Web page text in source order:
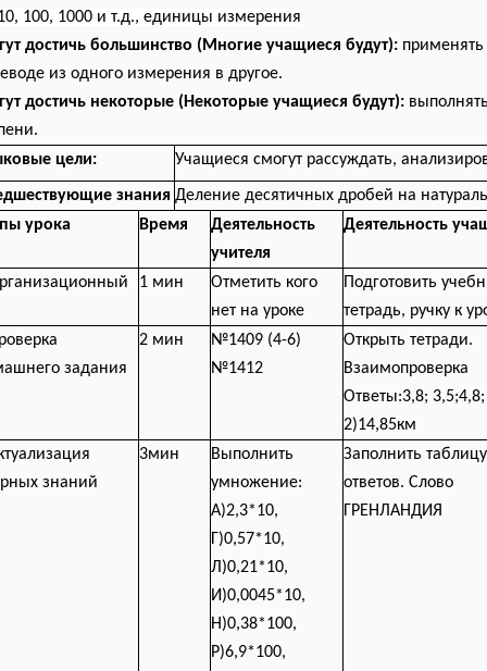
100, 1000 и т.д., единицы измерения
достичь большинство (Многие учащиеся будут): применять
из одного измерения в другое.
достичь некоторые (Некоторые учащиеся будут):
цели:
Учащиеся смогут рассуждать,
знания Деление десятичных дробей на
урока
Время
Деятельность
учителя
Деятельность
1 мин
Отметить кого
нет на уроке
Подготовить
тетрадь, ручку к
задания
2 мин
№1409 (4-6)
№1412
Открыть тетради.
Взаимопроверка
Ответы:3,8;
2)14,85км
знаний
3мин
Выполнить
умножение:
А)2,3*10,
Г)0,57*10,
Л)0,21*10,
И)0,0045*10,
Н)0,38*100,
Р)6,9*100,
Заполнить таблицу
ответов. Слово
ГРЕНЛАНДИЯ